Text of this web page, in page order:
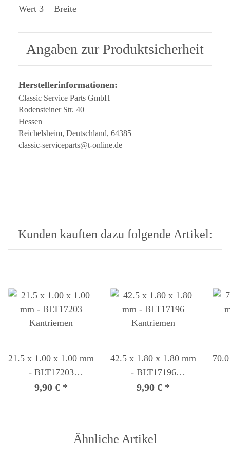
Wert 3 = Breite
Angaben zur Produktsicherheit
Herstellerinformationen:
Classic Service Parts GmbH
Rodensteiner Str. 40
Hessen
Reichelsheim, Deutschland, 64385
classic-serviceparts@t-online.de
Kunden kauften dazu folgende Artikel:
21.5 x 1.00 x 1.00 mm
- BLT17203
Kantriemen
9,90 € *
42.5 x 1.80 x 1.80 mm
- BLT17196
Kantriemen
9,90 € *
Ähnliche Artikel